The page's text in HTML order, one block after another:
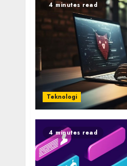
4 minutes read
Teknologi
4 minutes read